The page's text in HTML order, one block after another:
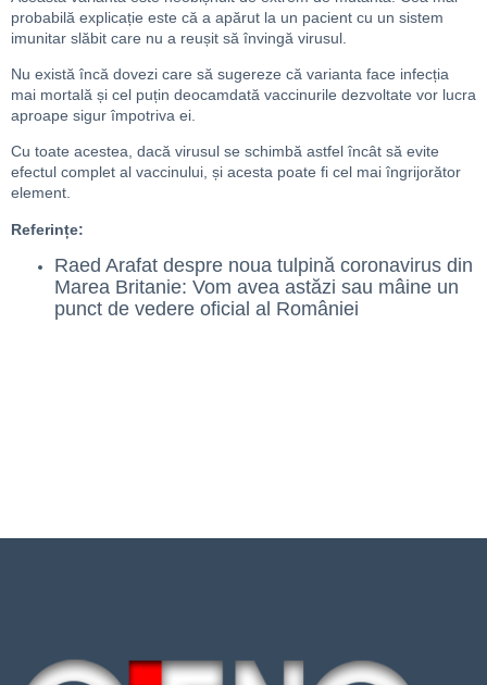
probabilă explicație este că a apărut la un pacient cu un sistem
imunitar slăbit care nu a reușit să învingă virusul.
Nu există încă dovezi care să sugereze că varianta face infecția
mai mortală și cel puțin deocamdată vaccinurile dezvoltate vor lucra
aproape sigur împotriva ei.
Cu toate acestea, dacă virusul se schimbă astfel încât să evite
efectul complet al vaccinului, și acesta poate fi cel mai îngrijorător
element.
Referințe:
Raed Arafat despre noua tulpină coronavirus din
Marea Britanie: Vom avea astăzi sau mâine un
punct de vedere oficial al României